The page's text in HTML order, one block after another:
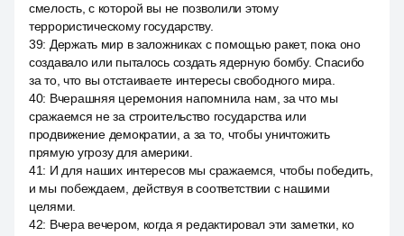
смелость, с которой вы не позволили этому
террористическому государству.
39: Держать мир в заложниках с помощью ракет, пока оно
создавало или пыталось создать ядерную бомбу. Спасибо
за то, что вы отстаиваете интересы свободного мира.
40: Вчерашняя церемония напомнила нам, за что мы
сражаемся не за строительство государства или
продвижение демократии, а за то, чтобы уничтожить
прямую угрозу для америки.
41: И для наших интересов мы сражаемся, чтобы победить,
и мы побеждаем, действуя в соответствии с нашими
целями.
42: Вчера вечером, когда я редактировал эти заметки, ко